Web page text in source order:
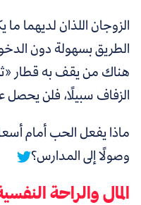
الزوجان اللذان لديهما
الطريق بسهولة دون
هناك من يقف به قطار
الزفاف سبيلًا، فلن يحصل
ماذا يفعل الحب أمام
وصولًا إلى المدارس؟
المال والراحة النفسية